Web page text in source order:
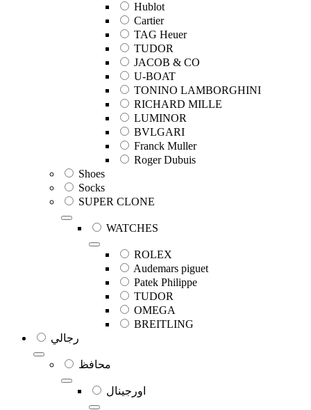
Hublot
Cartier
TAG Heuer
TUDOR
JACOB & CO
U-BOAT
TONINO LAMBORGHINI
RICHARD MILLE
LUMINOR
BVLGARI
Franck Muller
Roger Dubuis
Shoes
Socks
SUPER CLONE
WATCHES
ROLEX
Audemars piguet
Patek Philippe
TUDOR
OMEGA
BREITLING
رجالي
محافظ
اورجينال